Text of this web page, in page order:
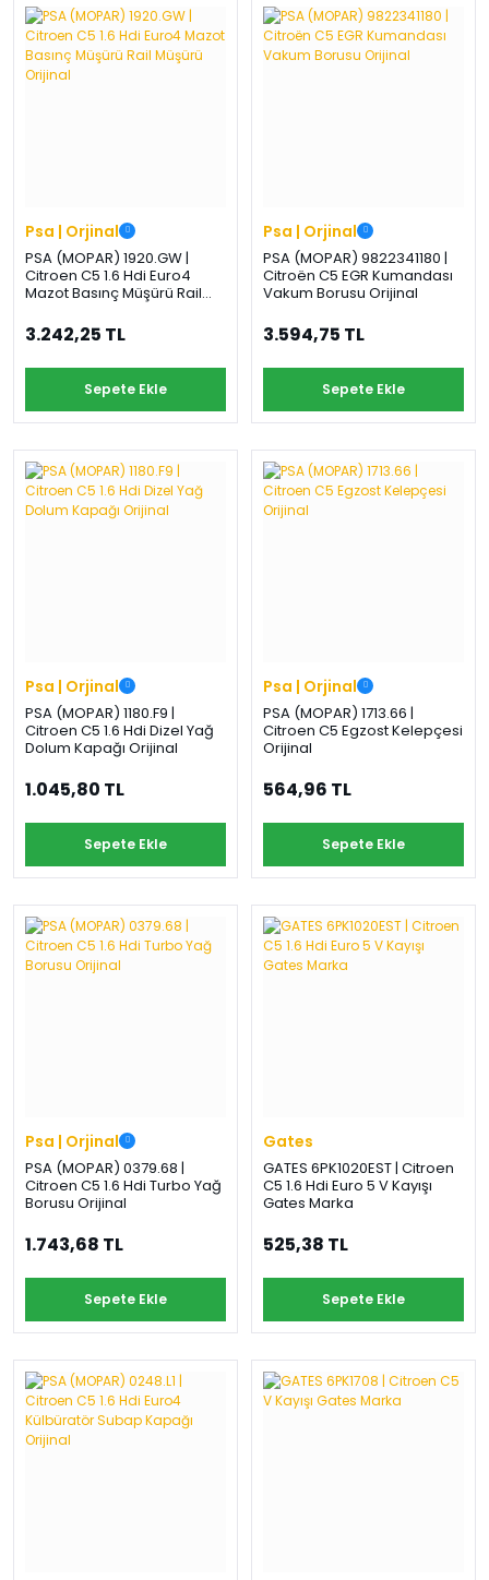
Psa | Orjinal
PSA (MOPAR) 1920.GW |
Citroen C5 1.6 Hdi Euro4
Mazot Basınç Müşürü Rail
3.242,25 TL
Sepete Ekle
Psa | Orjinal
PSA (MOPAR) 9822341180 |
Citroën C5 EGR Kumandası
Vakum Borusu Orijinal
3.594,75 TL
Sepete Ekle
Psa | Orjinal
PSA (MOPAR) 1180.F9 |
Citroen C5 1.6 Hdi Dizel Yağ
Dolum Kapağı Orijinal
1.045,80 TL
Sepete Ekle
Psa | Orjinal
PSA (MOPAR) 1713.66 |
Citroen C5 Egzost Kelepçesi
Orijinal
564,96 TL
Sepete Ekle
Psa | Orjinal
PSA (MOPAR) 0379.68 |
Citroen C5 1.6 Hdi Turbo Yağ
Borusu Orijinal
1.743,68 TL
Sepete Ekle
Gates
GATES 6PK1020EST | Citroen
C5 1.6 Hdi Euro 5 V Kayışı
Gates Marka
525,38 TL
Sepete Ekle